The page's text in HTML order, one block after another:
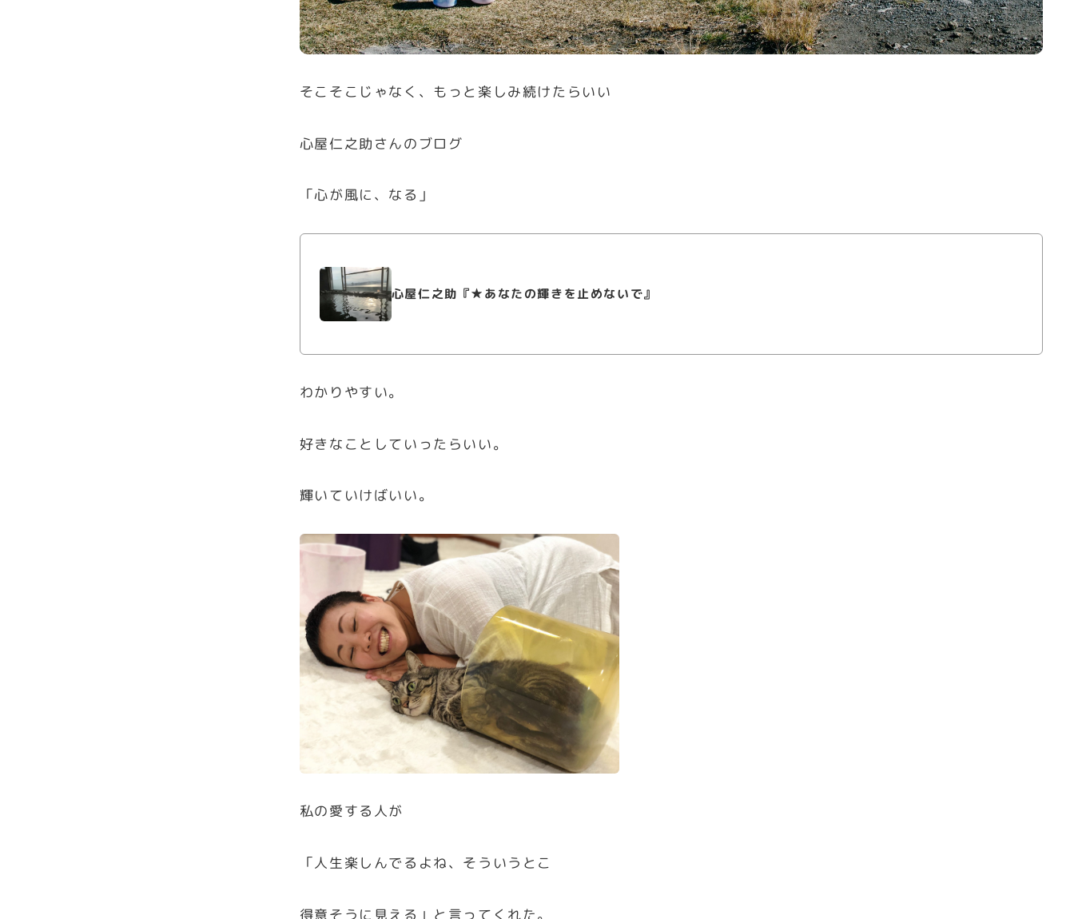
そこそこじゃなく、もっと楽しみ続けたらいい
心屋仁之助さんのブログ
「心が風に、なる」
心屋仁之助『★あなたの輝きを止めないで』
わかりやすい。
好きなことしていったらいい。
輝いていけばいい。
私の愛する人が
「人生楽しんでるよね、そういうとこ
得意そうに見える」と言ってくれた。